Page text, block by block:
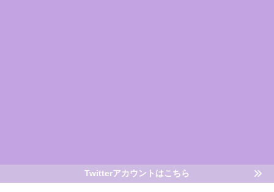
Twitterアカウントはこちら